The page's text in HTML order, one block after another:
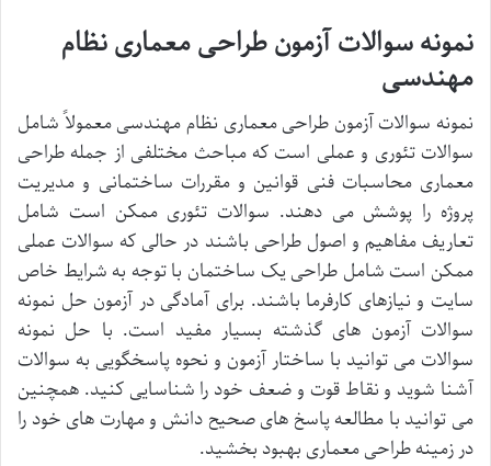
نمونه سوالات آزمون طراحی معماری نظام
مهندسی
نمونه سوالات آزمون طراحی معماری نظام مهندسی معمولاً شامل
سوالات تئوری و عملی است که مباحث مختلفی از جمله طراحی
معماری محاسبات فنی قوانین و مقررات ساختمانی و مدیریت
پروژه را پوشش می دهند. سوالات تئوری ممکن است شامل
تعاریف مفاهیم و اصول طراحی باشند در حالی که سوالات عملی
ممکن است شامل طراحی یک ساختمان با توجه به شرایط خاص
سایت و نیازهای کارفرما باشند. برای آمادگی در آزمون حل نمونه
سوالات آزمون های گذشته بسیار مفید است. با حل نمونه
سوالات می توانید با ساختار آزمون و نحوه پاسخگویی به سوالات
آشنا شوید و نقاط قوت و ضعف خود را شناسایی کنید. همچنین
می توانید با مطالعه پاسخ های صحیح دانش و مهارت های خود را
در زمینه طراحی معماری بهبود بخشید.